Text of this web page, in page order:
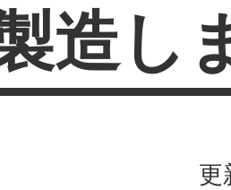
造し
更